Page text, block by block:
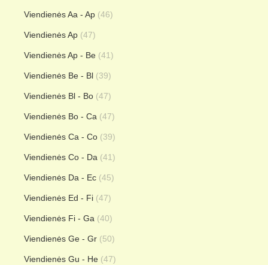
Viendienės Aa - Ap (46)
Viendienės Ap (47)
Viendienės Ap - Be (41)
Viendienės Be - Bl (39)
Viendienės Bl - Bo (47)
Viendienės Bo - Ca (47)
Viendienės Ca - Co (39)
Viendienės Co - Da (41)
Viendienės Da - Ec (45)
Viendienės Ed - Fi (47)
Viendienės Fi - Ga (40)
Viendienės Ge - Gr (50)
Viendienės Gu - He (47)